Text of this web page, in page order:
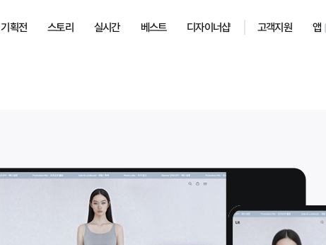
기획전 스토리 실시간 베스트 디자이너샵 고객지원 앱